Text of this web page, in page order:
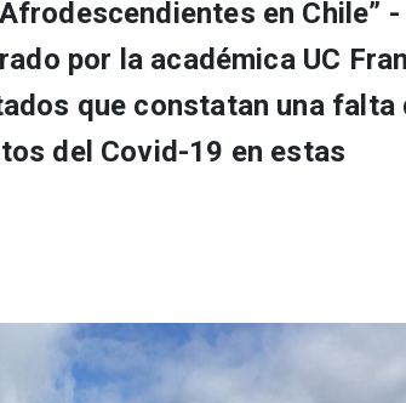
en Chile” -
por la académica UC
que constatan una falta
del Covid-19 en estas